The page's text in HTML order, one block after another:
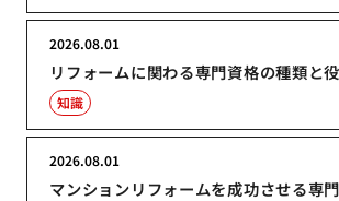
リフォームに関わる専門資格の種類と
2026.08.01
知識
マンションリフォームを成功させる専
2026.08.01